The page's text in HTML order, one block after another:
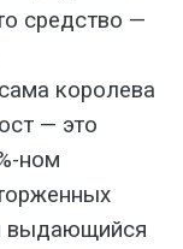
средство —
королева
— это
ном
выдающийся